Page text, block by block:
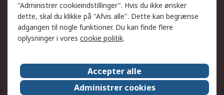
Levering
Spor min ordre
Fakturakopi
Betalingsmuligheder
Fordele med Mit RS
Okdo
Om RS
Salgsbetingelser
"Administrer cookieindstillinger". Hvis du ikke ønsker
dette, skal du klikke på "Afvis alle". Dette kan begrænse
adgangen til nogle funktioner. Du kan finde flere
oplysninger i vores cookie politik.
Accepter alle
Administrer cookies